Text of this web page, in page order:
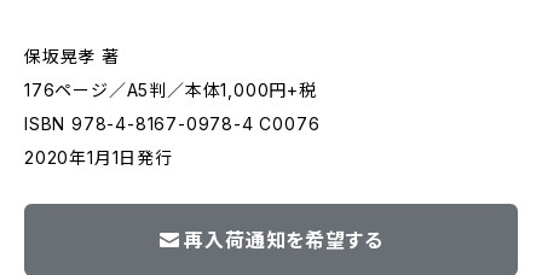
保坂晃孝 著
176ページ／A5判／本体1,000円+税
ISBN 978-4-8167-0978-4 C0076
2020年1月1日発行
再入荷通知を希望する